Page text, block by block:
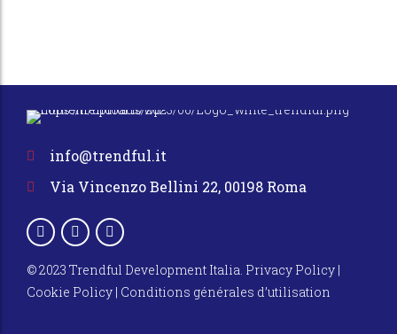
info@trendful.it
Via Vincenzo Bellini 22, 00198 Roma
© 2023 Trendful Development Italia. Privacy Policy |
Cookie Policy | Conditions générales d’utilisation